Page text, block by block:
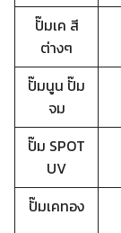
ปั๊มเค สี
ต่างๆ
ปั๊มนูน ปั๊ม
จม
ปั๊ม SPOT
UV
ปั๊มเคทอง